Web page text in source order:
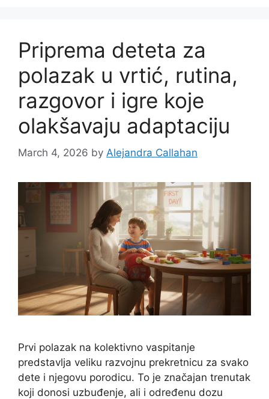
Priprema deteta za
polazak u vrtić, rutina,
razgovor i igre koje
olakšavaju adaptaciju
March 4, 2026 by Alejandra Callahan
Prvi polazak na kolektivno vaspitanje
predstavlja veliku razvojnu prekretnicu za svako
dete i njegovu porodicu. To je značajan trenutak
koji donosi uzbuđenje, ali i određenu dozu